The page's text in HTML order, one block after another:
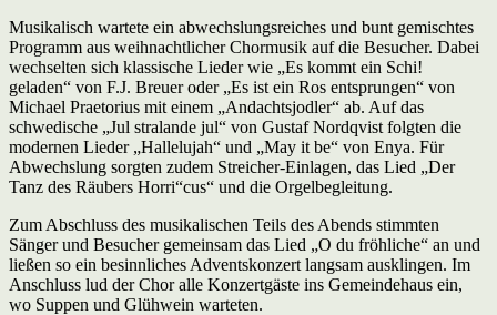
Musikalisch wartete ein abwechslungsreiches und bunt gemischtes
Programm aus weihnachtlicher Chormusik auf die Besucher. Dabei
wechselten sich klassische Lieder wie „Es kommt ein Schi!
geladen“ von F.J. Breuer oder „Es ist ein Ros entsprungen“ von
Michael Praetorius mit einem „Andachtsjodler“ ab. Auf das
schwedische „Jul stralande jul“ von Gustaf Nordqvist folgten die
modernen Lieder „Hallelujah“ und „May it be“ von Enya. Für
Abwechslung sorgten zudem Streicher-Einlagen, das Lied „Der
Tanz des Räubers Horri“cus“ und die Orgelbegleitung.
Zum Abschluss des musikalischen Teils des Abends stimmten
Sänger und Besucher gemeinsam das Lied „O du fröhliche“ an und
ließen so ein besinnliches Adventskonzert langsam ausklingen. Im
Anschluss lud der Chor alle Konzertgäste ins Gemeindehaus ein,
wo Suppen und Glühwein warteten.